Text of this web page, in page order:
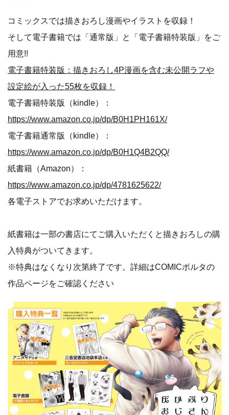
コミックスでは描きおろし漫画やイラストを収録！
そして電子書籍では「通常版」と「電子書籍特装版」をご
用意!!
電子書籍特装版：描きおろし4P漫画を含む未公開ラフや
設定絵が入った55枚を収録！
電子書籍特装版（kindle）：
https://www.amazon.co.jp/dp/B0H1PH161X/
電子書籍通常版（kindle）：
https://www.amazon.co.jp/dp/B0H1Q4B2QQ/
紙書籍（Amazon）：
https://www.amazon.co.jp/dp/4781625622/
各電子ストアでお求めいただけます。
紙書籍は一部の書店にてご購入いただくと描きおろしの購
入特典がついてきます。
※特典はなくなり次第終了です。詳細はCOMICポルタの
作品ページをご確認ください